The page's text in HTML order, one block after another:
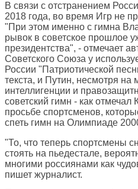
В связи с отстранением
2018 года, во время Игр не
"При этом именно с гимна
рывок в советское прошлое
президентства", - отмечает
Советского Союза у
России "Патриотической
текста, и Путин, несмотря
интеллигенции и
советский гимн - как отмечал
просьбе спортсменов,
спеть гимн на Олимпиаде
"То, что теперь спортсмены
стоять на пьедестале,
многими россиянами как
пишет журналист.